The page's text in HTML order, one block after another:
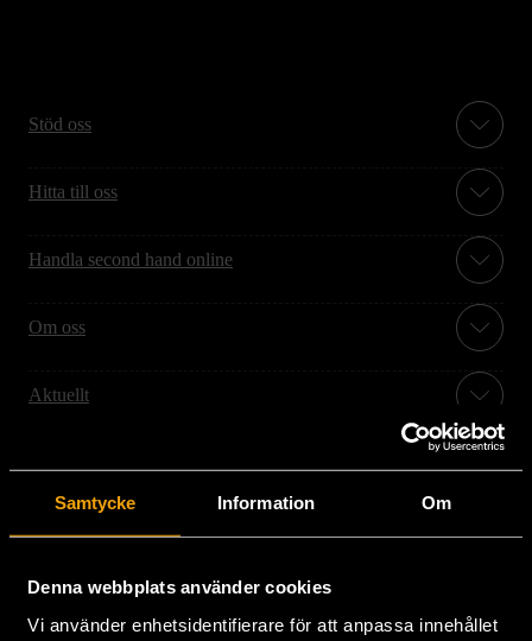
Samtycke Information Om
Denna webbplats använder cookies
Vi använder enhetsidentifierare för att anpassa innehållet
Stöd oss
Hitta till oss
Handla second hand online
Om oss
Aktuellt
Stockholms Stadsmission
Huvudkontor:
131 54 Nacka